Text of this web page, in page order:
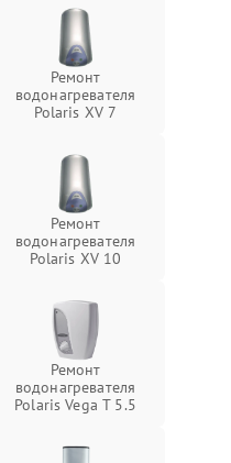
Ремонт
водонагревателя
Polaris XV 7
Ремонт
водонагревателя
Polaris XV 10
Ремонт
водонагревателя
Polaris Vega T 5.5